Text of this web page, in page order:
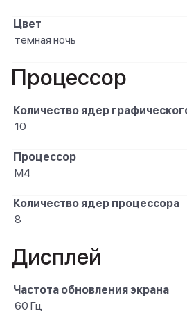
Цвет
темная ночь
Процессор
Количество ядер
10
Процессор
M4
Количество ядер процессора
8
Дисплей
Частота обновления экрана
60 Гц